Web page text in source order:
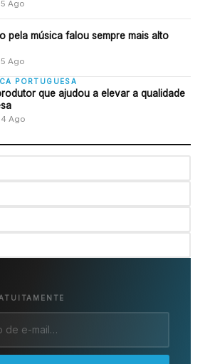
Ago
pela música falou sempre mais alto
Ago
PORTUGUESA
que ajudou a elevar a qualidade
4 Ago